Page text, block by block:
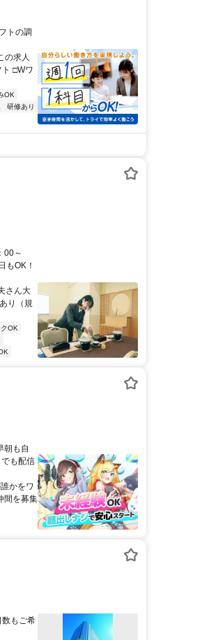
トの調
求人
□Wワ
OK
研修あり
00～
もOK！
さん大
り（規
OK
朝も自
も配信
をワ
間を募集
もご希